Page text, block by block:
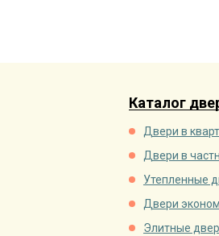
Каталог
Двери в
Двери в
Утепленные
Двери
Элитные